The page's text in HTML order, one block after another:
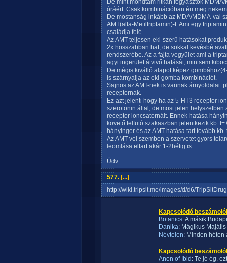
De mint mondtam ritkán fogyasztok
óráért. Csak kombinációban éri meg
De mostanság inkább az MDA/MDMA-val
AMT(alfa-Metiltriptamin)-t. Ami egy
családja felé.
Az AMT teljesen eki-szerű hatásokat
2x hosszabban hat, de sokkal kevésbé
rendszerébe. Az a fajta vegyület ami a
agyi ingerület átvivő hatását, mintsem
De mégis kiválló alapot képez
is szárnyalja az eki-gomba kombinációt.
Sajnos az AMT-nek is vannak árnyoldalai:
receptornak.
Ez azt jelenti hogy ha az 5-HT3 receptor
szerotonin által, de most jelen helyszetben
receptor ioncsatornáit. Ennek hatása
követő felfutó szakaszban jelentkezik kb.
hányinger és az AMT hatása tart tovább kb.
Az AMT-vel szemben a szervetet gyors
leomlása eltart akár 1-2hétig is.
Üdv.
577. [...]
http://wiki.tripsit.me/images/d/d6/
Kapcsolódó
Botanics: A másik
Danika: Mágikus Majális
Névtelen: Minden héten
Kapcsolódó
Anon of Ibid : Te jó ég,